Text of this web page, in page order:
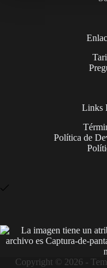
Links
Política de
Copyright © 2026 -